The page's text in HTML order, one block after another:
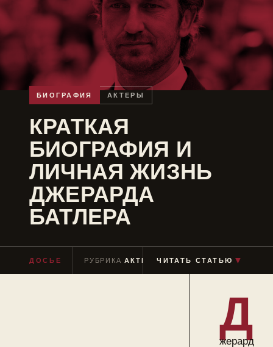
БИОГРАФИЯ АКТЕРЫ
КРАТКАЯ
БИОГРАФИЯ И
ЛИЧНАЯ ЖИЗНЬ
ДЖЕРАРДА
БАТЛЕРА
ДОСЬЕ РУБРИКААКТЕРЫ ЧТЕНИЕ ≈ 8 МИН
ЧИТАТЬ СТАТЬЮ ▼
Д
жерард